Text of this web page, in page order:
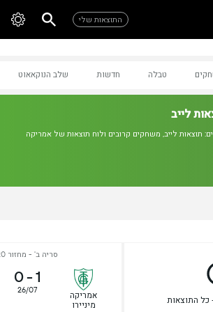
התוצאות שלי
טבלה חדשות שלב הנוקאאוט
לייב
תוצאות לייב, משחקים קרובים ולוח תוצאות של אמריקה
כל התוצאות
סריה ב' - מחזור 20
אמריקה
מיניירו
1
-
0
26/07